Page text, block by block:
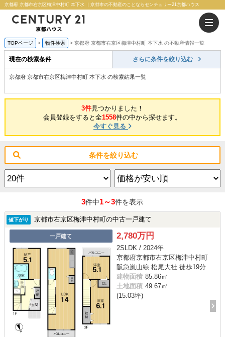
京都府 京都市右京区梅津中村町 本下水 ｜京都市の不動産のことならセンチュリー21京都ハウス
TOPページ 物件検索 京都府 京都市右京区梅津中村町 本下水 の不動産情報一覧
現在の検索条件 さらに条件を絞り込む
京都府 京都市右京区梅津中村町 本下水 の検索結果一覧
3件見つかりました！
会員登録をすると全1558件の中から探せます。
今すぐ見る
条件を絞り込む
3件中1～3件を表示
値下がり 京都市右京区梅津中村町の中古一戸建て
一戸建て 2,780万円
2SLDK / 2024年
京都府京都市右京区梅津中村町
阪急嵐山線 松尾大社 徒歩19分
建物面積 85.86㎡
土地面積 49.67㎡
(15.03坪)